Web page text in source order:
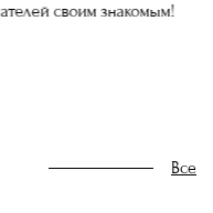
своим знакомым!
Все